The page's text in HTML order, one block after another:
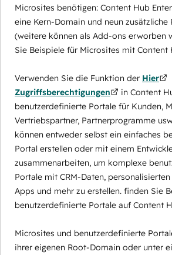
Microsites benötigen: Content Hub
eine Kern-Domain und neun zusätzliche
(weitere können als Add-ons erworben
Sie Beispiele für Microsites mit Content
Verwenden Sie die Funktion der Hier
Zugriffsberechtigungen
in Content
benutzerdefinierte Portale für Kunden,
Vertriebspartner, Partnerprogramme
können entweder selbst ein einfaches
Portal erstellen oder mit einem
zusammenarbeiten, um komplexe
Portale mit CRM-Daten,
Apps und mehr zu erstellen. finden Sie
benutzerdefinierte Portale auf Content
Microsites und benutzerdefinierte
ihrer eigenen Root-Domain oder unter